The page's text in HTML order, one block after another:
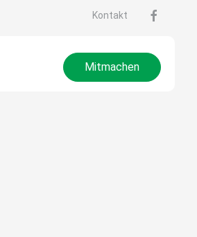
Kontakt
Mitmachen